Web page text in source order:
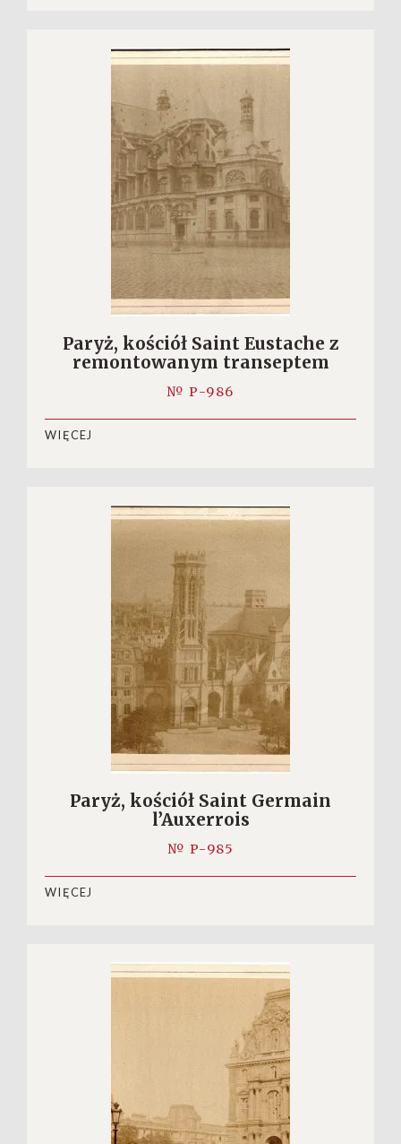
Paryż, kościół Saint Eustache z
remontowanym transeptem
№ P-986
WIĘCEJ
Paryż, kościół Saint Germain
l’Auxerrois
№ P-985
WIĘCEJ